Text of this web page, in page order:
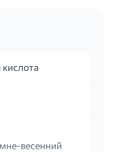
весенний